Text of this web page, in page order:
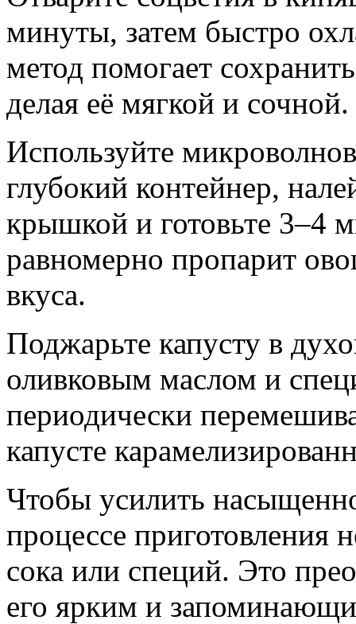
минуты, затем быстро
метод помогает
делая её мягкой и сочной.
Используйте
глубокий контейнер,
крышкой и готовьте 3–4
равномерно пропарит
вкуса.
Поджарьте капусту в
оливковым маслом и
периодически
капусте
Чтобы усилить
процессе приготовления
сока или специй. Это
его ярким и